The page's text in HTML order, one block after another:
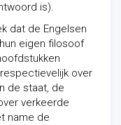
is).
dat de Engelsen
eigen filosoof
over
de staat, de
verkeerde
name de